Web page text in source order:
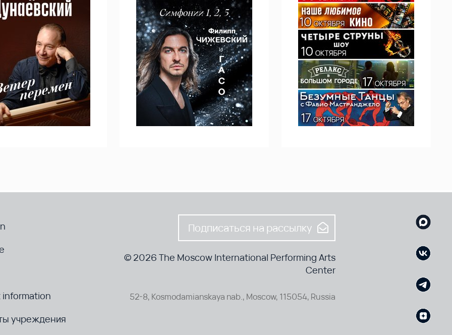
учреждения
Подписаться на рассылку
© 2026 The Moscow International Performing Arts
Center
52-8, Kosmodamianskaya nab., Moscow, 115054, Russia